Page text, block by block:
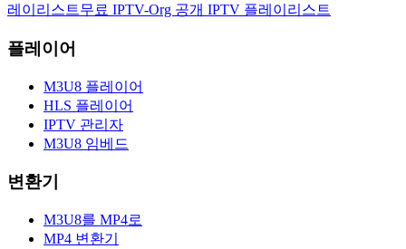
레이리스트무료 IPTV-Org 공개 IPTV 플레이리스트
플레이어
M3U8 플레이어
HLS 플레이어
IPTV 관리자
M3U8 임베드
변환기
M3U8를 MP4로
MP4 변환기